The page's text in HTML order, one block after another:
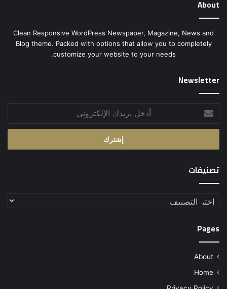
About
Clean Responsive WordPress Newspaper, Magazine, News and
Blog theme. Packed with options that allow you to completely
customize your website to your needs.
Newsletter
بريدك
الإلكتروني
تصنيفات
تصنيفات
Pages
About
Home